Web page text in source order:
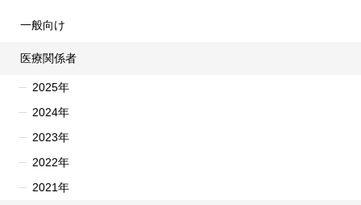
一般向け
医療関係者
2025年
2024年
2023年
2022年
2021年